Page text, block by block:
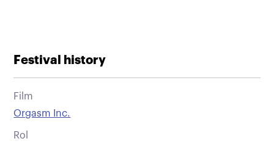
Festival history
Film
Orgasm Inc.
Rol